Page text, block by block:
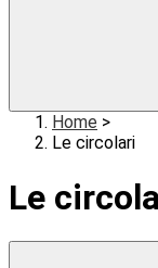
Home >
Le circolari
Le